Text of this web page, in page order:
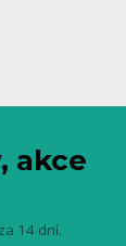
akce
14 dní.